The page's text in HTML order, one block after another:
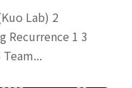
Lab) 2
Recurrence 1 3